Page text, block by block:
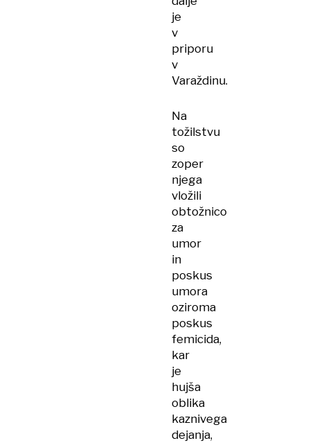
je
v
priporu
v
Varaždinu.
Na
tožilstvu
so
zoper
njega
vložili
obtožnico
za
umor
in
poskus
umora
oziroma
poskus
femicida,
kar
je
hujša
oblika
kaznivega
dejanja,